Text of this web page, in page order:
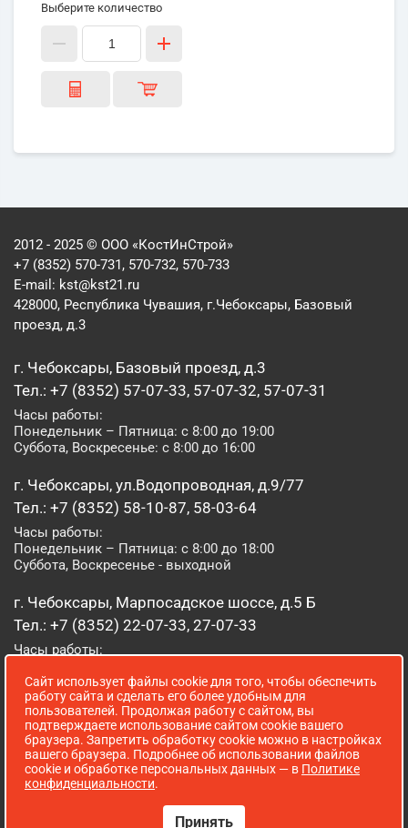
Выберите количество
2012 - 2025 © ООО «КостИнСтрой»
+7 (8352) 570-731, 570-732, 570-733
E-mail: kst@kst21.ru
428000, Республика Чувашия, г.Чебоксары, Базовый
проезд, д.3
г. Чебоксары, Базовый проезд, д.3
Тел.: +7 (8352) 57-07-33, 57-07-32, 57-07-31
Часы работы:
Понедельник – Пятница: с 8:00 до 19:00
Суббота, Воскресенье: с 8:00 до 16:00
г. Чебоксары, ул.Водопроводная, д.9/77
Тел.: +7 (8352) 58-10-87, 58-03-64
Часы работы:
Понедельник – Пятница: с 8:00 до 18:00
Суббота, Воскресенье - выходной
г. Чебоксары, Марпосадское шоссе, д.5 Б
Тел.: +7 (8352) 22-07-33, 27-07-33
Часы работы:
Суббота, Воскресенье: с 8:00 до 16:00
г. Йошкар-Ола, ул. Луначарского, д. 52 А
Тел.: (8362) 41-07-31
Часы работы:
Понедельник – Пятница: с 8:00 до 18:00
Сайт использует файлы cookie для того, чтобы обеспечить
работу сайта и сделать его более удобным для
пользователей. Продолжая работу с сайтом, вы
подтверждаете использование сайтом cookie вашего
браузера. Запретить обработку cookie можно в настройках
вашего браузера. Подробнее об использовании файлов
cookie и обработке персональных данных — в Политике
конфиденциальности.
Принять